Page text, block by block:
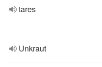
tares
Unkraut